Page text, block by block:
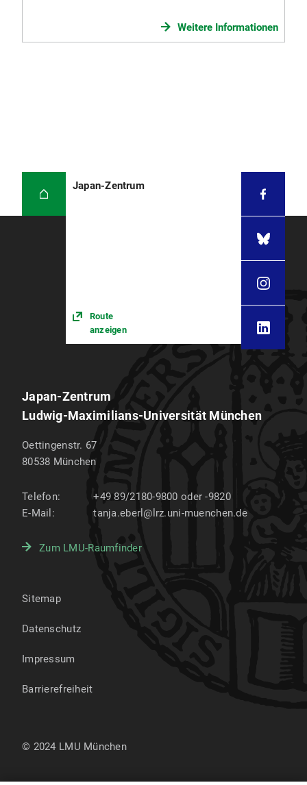
Weitere Informationen
Japan-Zentrum
Route
anzeigen
Japan-Zentrum
Ludwig-Maximilians-Universität München
Oettingenstr. 67
80538 München
Telefon:
+49 89/2180-9800 oder -9820
E-Mail:
tanja.eberl@lrz.uni-muenchen.de
Zum LMU-Raumfinder
Sitemap
Datenschutz
Impressum
Barrierefreiheit
© 2024 LMU München